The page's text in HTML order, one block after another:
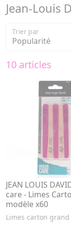
Jean-Louis
Trier par
10 articles
JEAN LOUIS
care - Limes
modèle x60
Limes carton